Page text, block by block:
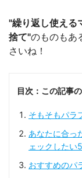
"繰り返し使える
捨て"のものもあ
さいね！
目次：この記事
そもそもパラ
あなたに合っ
ェックしたい
おすすめのパ